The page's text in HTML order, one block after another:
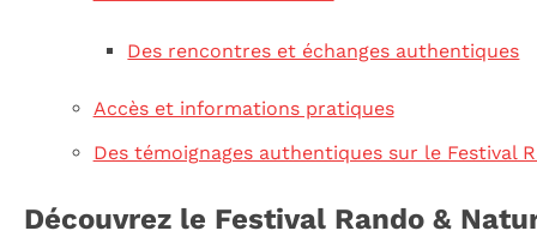
Des rencontres et échanges authentiques
Accès et informations pratiques
Des témoignages authentiques sur le Festival
Découvrez le Festival Rando &